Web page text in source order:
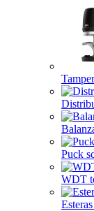
Puck
WDT